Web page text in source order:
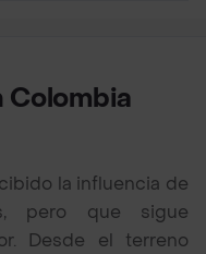
Colombia
la influencia de
pero que sigue
Desde el terreno